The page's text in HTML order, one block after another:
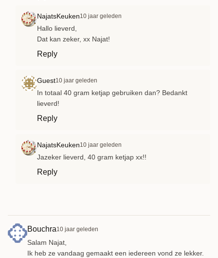
NajatsKeuken10 jaar geleden
Hallo lieverd,
Dat kan zeker, xx Najat!
Reply
Guest10 jaar geleden
In totaal 40 gram ketjap gebruiken dan? Bedankt
lieverd!
Reply
NajatsKeuken10 jaar geleden
Jazeker lieverd, 40 gram ketjap xx!!
Reply
Bouchra10 jaar geleden
Salam Najat,
Ik heb ze vandaag gemaakt een iedereen vond ze lekker.